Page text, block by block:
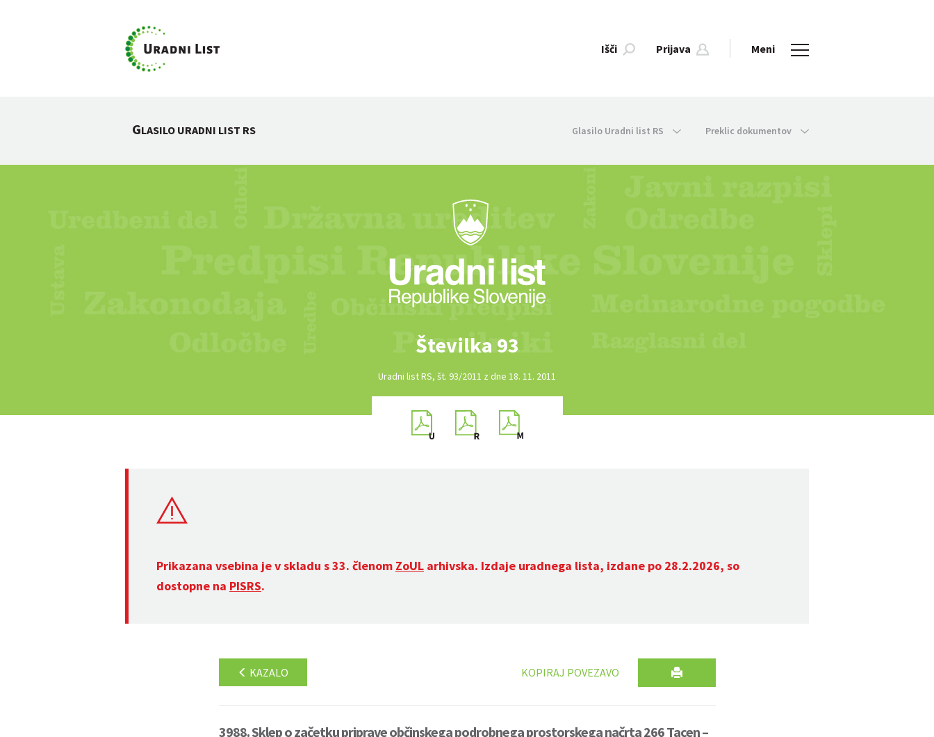
Išči Prijava Meni
GLASILO URADNI LIST RS Glasilo Uradni list RS Preklic dokumentov
Številka 93
Uradni list RS, št. 93/2011 z dne 18. 11. 2011
Prikazana vsebina je v skladu s 33. členom ZoUL arhivska. Izdaje uradnega lista, izdane po 28.2.2026, so
dostopne na PISRS.
KAZALO KOPIRAJ POVEZAVO
3988. Sklep o začetku priprave občinskega podrobnega prostorskega načrta 266 Tacen –